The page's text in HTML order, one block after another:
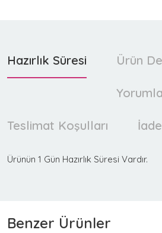
Hazırlık Süresi Ürün
Teslimat Koşulları İade
Ürünün 1 Gün Hazırlık Süresi Vardır.
Benzer Ürünler